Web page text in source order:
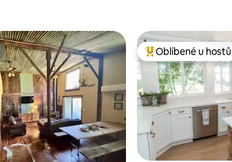
Nejlepší v kategorii
Oblíbené u hostů